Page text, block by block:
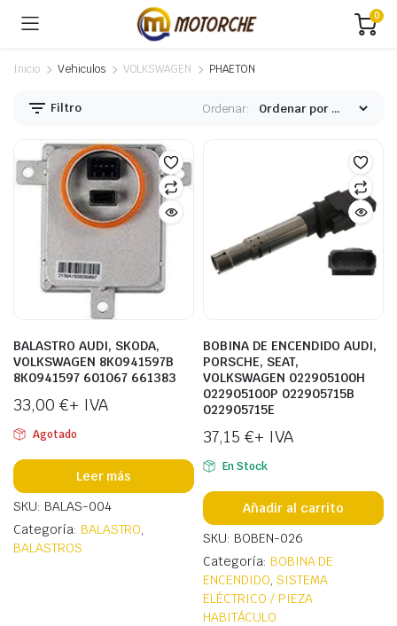
0
Inicio Vehiculos VOLKSWAGEN PHAETON
Filtro Ordenar:
BALASTRO AUDI, SKODA,
VOLKSWAGEN 8K0941597B
8K0941597 601067 661383
33,00 €+ IVA
Agotado
Leer más
SKU: BALAS-004
Categoría: BALASTRO,
BALASTROS
BOBINA DE ENCENDIDO AUDI,
PORSCHE, SEAT,
VOLKSWAGEN 022905100H
022905100P 022905715B
022905715E
37,15 €+ IVA
En Stock
Añadir al carrito
SKU: BOBEN-026
Categoría: BOBINA DE
ENCENDIDO, SISTEMA
ELÉCTRICO / PIEZA
HABITÁCULO